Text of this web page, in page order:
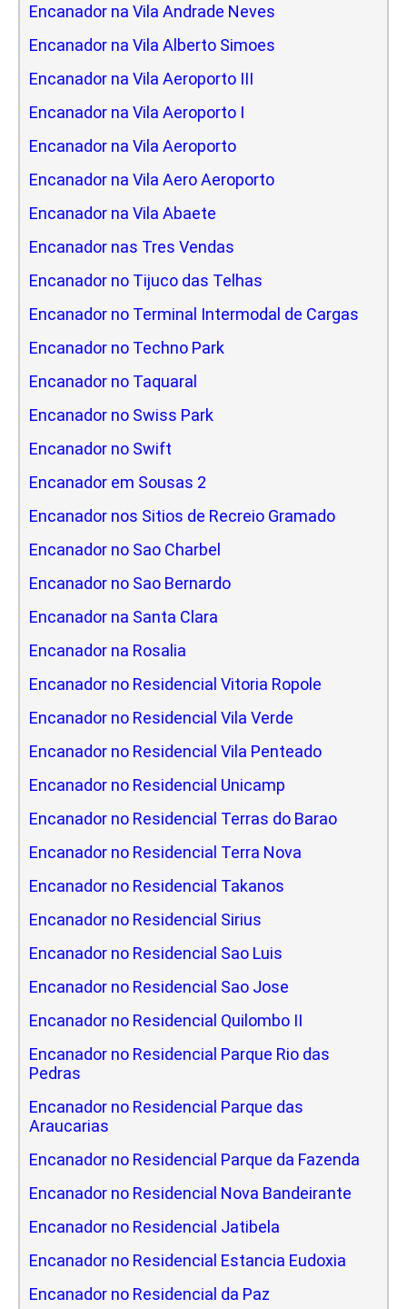
Encanador na Vila Andrade Neves
Encanador na Vila Alberto Simoes
Encanador na Vila Aeroporto III
Encanador na Vila Aeroporto I
Encanador na Vila Aeroporto
Encanador na Vila Aero Aeroporto
Encanador na Vila Abaete
Encanador nas Tres Vendas
Encanador no Tijuco das Telhas
Encanador no Terminal Intermodal de Cargas
Encanador no Techno Park
Encanador no Taquaral
Encanador no Swiss Park
Encanador no Swift
Encanador em Sousas 2
Encanador nos Sitios de Recreio Gramado
Encanador no Sao Charbel
Encanador no Sao Bernardo
Encanador na Santa Clara
Encanador na Rosalia
Encanador no Residencial Vitoria Ropole
Encanador no Residencial Vila Verde
Encanador no Residencial Vila Penteado
Encanador no Residencial Unicamp
Encanador no Residencial Terras do Barao
Encanador no Residencial Terra Nova
Encanador no Residencial Takanos
Encanador no Residencial Sirius
Encanador no Residencial Sao Luis
Encanador no Residencial Sao Jose
Encanador no Residencial Quilombo II
Encanador no Residencial Parque Rio das
Pedras
Encanador no Residencial Parque das
Araucarias
Encanador no Residencial Parque da Fazenda
Encanador no Residencial Nova Bandeirante
Encanador no Residencial Jatibela
Encanador no Residencial Estancia Eudoxia
Encanador no Residencial da Paz